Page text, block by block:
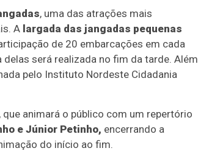
, uma das atrações mais
A largada das jangadas pequenas
de 20 embarcações em cada
será realizada no fim da tarde. Além
pelo Instituto Nordeste Cidadania
, que animará o público com um repertório
e Júnior Petinho, encerrando a
do início ao fim.